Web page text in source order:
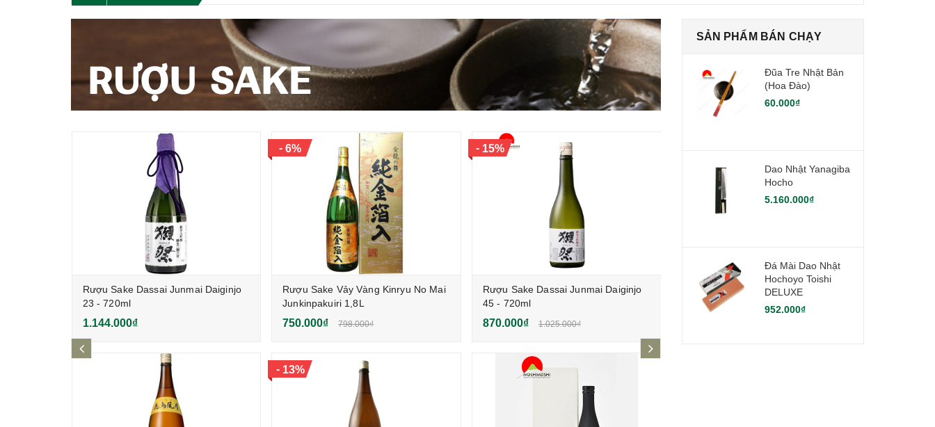
Rượu Sake Dassai Junmai Daiginjo
23 - 720ml
1.144.000₫
- 6%
Rượu Sake Vảy Vàng Kinryu No Mai
Junkinpakuiri 1,8L
750.000₫ 798.000₫
-13%
- 15%
Rượu Sake Dassai Junmai Daiginjo
45 - 720ml
870.000₫ 1.025.000₫
Rượu Sake Kuromatsu Hakushika
Junmai 1.8L
SẢN PHẨM BÁN CHẠY
Đũa Tre Nhật Bản
(hoa Đào)
60.000₫
Dao Nhật Yanagiba
Hocho
5.160.000₫
Đá Mài Dao Nhật
Hochoyo Toishi
DELUXE
952.000₫